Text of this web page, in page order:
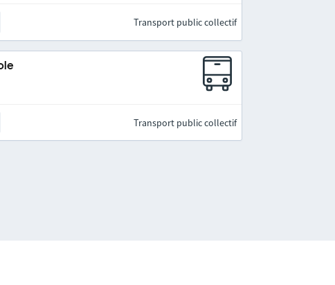
Transport public collectif
Transport public collectif